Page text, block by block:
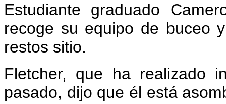
Estudiante graduado
recoge su equipo de buceo
restos sitio.
Fletcher, que ha realizado
pasado, dijo que él está